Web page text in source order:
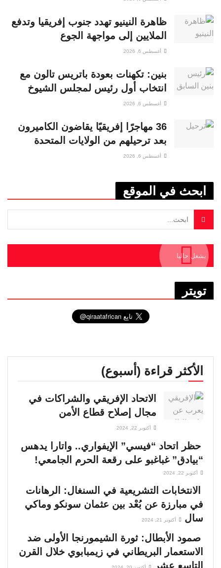
ظاهرة النينيو تهدد جنوب إفريقيا وتدفع
الملايين إلى مواجهة الجوع
أغسطس 6, 2026
بنين: تكهنات بعودة باتريس تالون مع
انتخاب أول رئيس لمجلس الشيوخ
أغسطس 6, 2026
36 مهاجرًا إفريقيًا يقاضون الكاميرون
بعد ترحيلهم من الولايات المتحدة
أغسطس 6, 2026
ابحث في الموقع
يشغل حاليا
تويتر
الأكثر قراءة (أسبوع)
الاتحاد الإفريقي والشراكات في
مجال إصلاح قطاع الأمن
أكتوبر 22, 2024
حظر اتحاد “فيسي” الإيفواري.. واتارا يدهس
“بيادق” غباغبو على رقعة الحرم الجامعي!
أكتوبر 22, 2024
الانتخابات التشريعية في السنغال: الرهانات
في مبارزة عن بُعْد بين عثمان سونكو وماكي
سال
أكتوبر 21, 2024
صمود الأبطال: ثورة الشيمورنجا الأولى ضد
الاستعمار البريطاني في زيمبابوي خلال القرن
التاسع عشر